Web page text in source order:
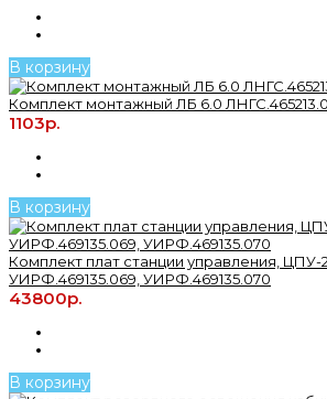
В корзину
Комплект монтажный ЛБ 6.0
1103р.
В корзину
Комплект плат станции управления, ЦПУ-
УИРФ.469135.069, УИРФ.469135.070
43800р.
В корзину